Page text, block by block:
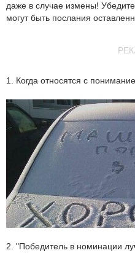
даже в случае измены!
могут быть послания
1. Когда относятся с
2. "Победитель в номинации